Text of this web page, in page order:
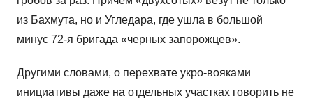
из Бахмута, но и Угледара, где ушла в большой
минус 72-я бригада «черных запорожцев».
Другими словами, о перехвате укро-вояками
инициативы даже на отдельных участках говорить не